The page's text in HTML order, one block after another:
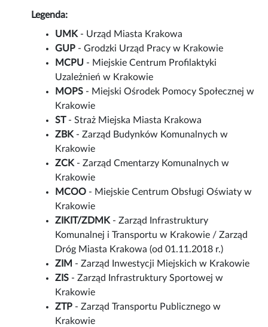
Legenda:
UMK - Urząd Miasta Krakowa
GUP - Grodzki Urząd Pracy w Krakowie
MCPU - Miejskie Centrum Profilaktyki
Uzależnień w Krakowie
MOPS - Miejski Ośrodek Pomocy Społecznej w
Krakowie
ST- Straż Miejska Miasta Krakowa
ZBK - Zarząd Budynków Komunalnych w
Krakowie
ZCK - Zarząd Cmentarzy Komunalnych w
Krakowie
MCOO - Miejskie Centrum Obsługi Oświaty w
Krakowie
ZIKIT/ZDMK - Zarząd Infrastruktury
Komunalnej i Transportu w Krakowie / Zarząd
Dróg Miasta Krakowa (od 01.11.2018 r.)
ZIM - Zarząd Inwestycji Miejskich w Krakowie
ZIS - Zarząd Infrastruktury Sportowej w
Krakowie
ZTP - Zarząd Transportu Publicznego w
Krakowie